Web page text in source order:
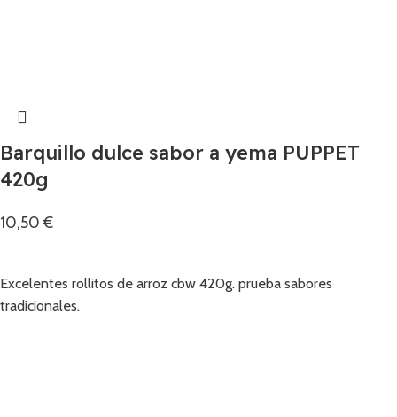
Barquillo dulce sabor a yema PUPPET
420g
10,50€
Excelentes rollitos de arroz cbw 420g. prueba sabores
tradicionales.